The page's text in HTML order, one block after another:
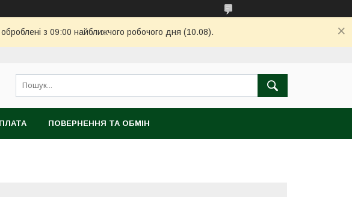
з 09:00 найближчого робочого дня (10.08).
ПОВЕРНЕННЯ ТА ОБМІН